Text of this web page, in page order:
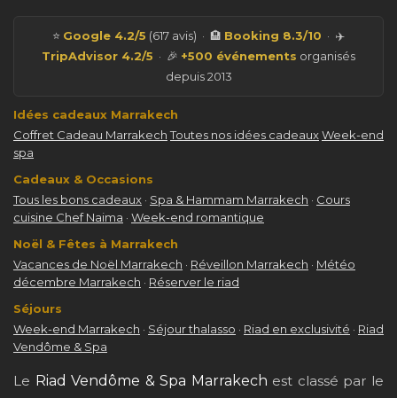
⭐ Google 4.2/5 (617 avis) · 🏨 Booking 8.3/10 · ✈️
TripAdvisor 4.2/5 · 🎉 +500 événements organisés
depuis 2013
Idées cadeaux Marrakech
Coffret Cadeau Marrakech Toutes nos idées cadeauxWeek-end
spa
Cadeaux & Occasions
Tous les bons cadeaux · Spa & Hammam Marrakech · Cours
cuisine Chef Naima · Week-end romantique
Noël & Fêtes à Marrakech
Vacances de Noël Marrakech · Réveillon Marrakech · Météo
décembre Marrakech · Réserver le riad
Séjours
Week-end Marrakech · Séjour thalasso · Riad en exclusivité · Riad
Vendôme & Spa
Le Riad Vendôme & Spa Marrakech est classé par le